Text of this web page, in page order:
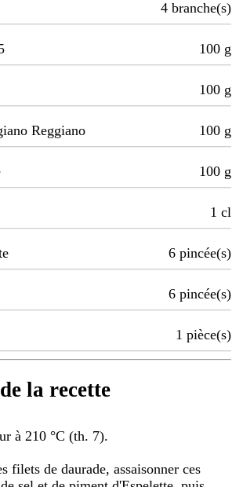
4 branche(s)
100 g
100 g
Reggiano 100 g
100 g
1 cl
6 pincée(s)
6 pincée(s)
1 pièce(s)
la recette
à 210 °C (th. 7).
filets de daurade, assaisonner ces